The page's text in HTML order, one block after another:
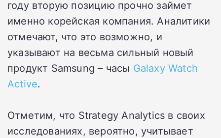
году вторую позицию прочно займет
именно корейская компания. Аналитики
отмечают, что это возможно, и
указывают на весьма сильный новый
продукт Samsung – часы Galaxy Watch
Active.
Отметим, что Strategy Analytics в своих
исследованиях, вероятно, учитывает